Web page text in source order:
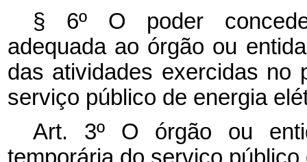
§ 6º O poder
adequada ao órgão ou
das atividades exercidas no
serviço público de energia
Art. 3º O órgão ou